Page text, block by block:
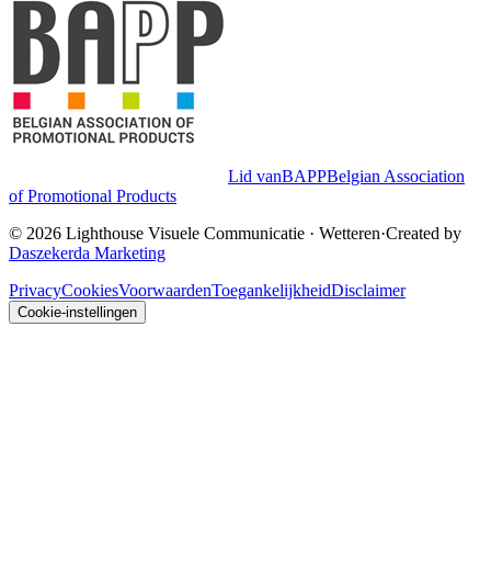
Lid vanBAPPBelgian Association
of Promotional Products
© 2026 Lighthouse Visuele Communicatie · Wetteren·Created by
Daszekerda Marketing
PrivacyCookiesVoorwaardenToegankelijkheidDisclaimer
Cookie-instellingen